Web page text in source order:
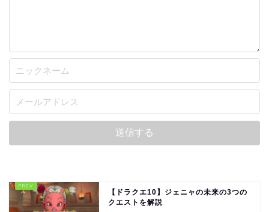
【ドラクエ10】ジェニャの未来の3つの
クエストを解説